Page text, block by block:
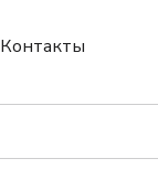
Контакты